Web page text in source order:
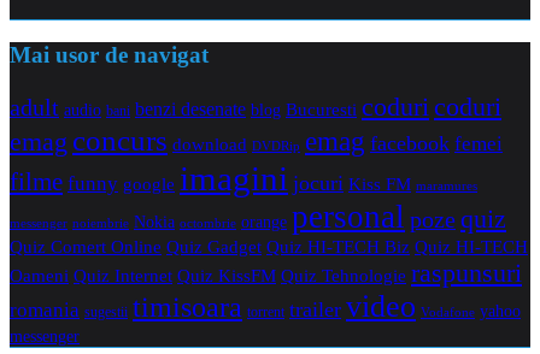
Mai usor de navigat
adult audio bani benzi desenate blog Bucuresti coduricoduri
emag concurs download DVDRip emag facebook femei
filme funny google imagini jocuri Kiss FM maramures
messenger noiembrie Nokia octombrie orange personal pozequiz
Quiz Comert Online Quiz Gadget Quiz HI-TECH Biz Quiz HI-TECH
Oameni Quiz Internet Quiz KissFM Quiz Tehnologie raspunsuri
romania sugestii timisoara torrent trailer video Vodafone yahoo
messenger